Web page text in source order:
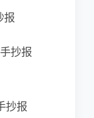
报
抄报